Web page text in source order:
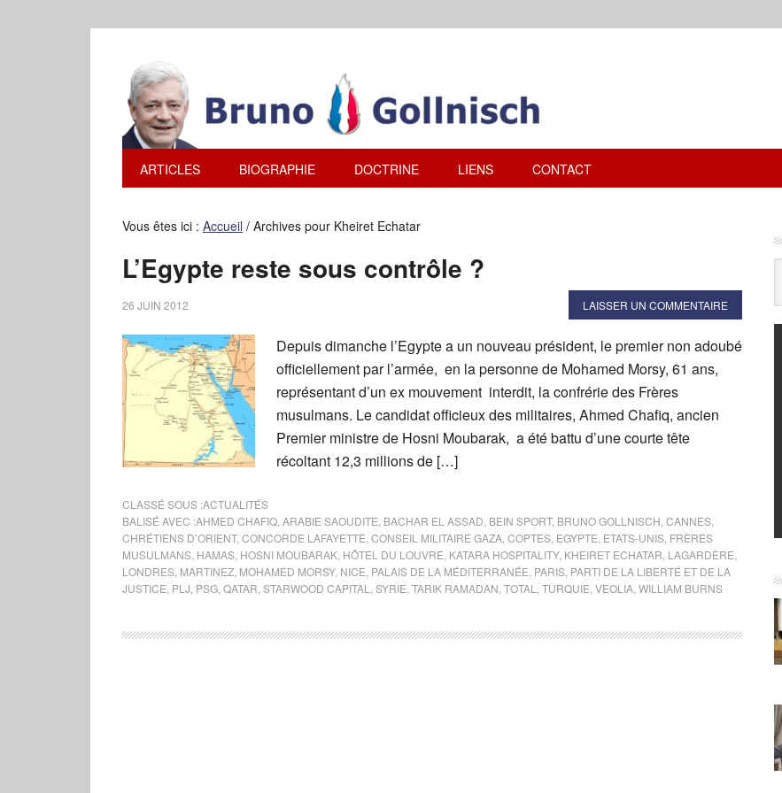
ARTICLES BIOGRAPHIE DOCTRINE LIENS CONTACT
Vous êtes ici : Accueil / Archives pour Kheiret Echatar
L’Egypte reste sous contrôle ?
26 JUIN 2012 LAISSER UN COMMENTAIRE
Depuis dimanche l’Egypte a un nouveau président, le premier non adoubé
officiellement par l’armée, en la personne de Mohamed Morsy, 61 ans,
représentant d’un ex mouvement interdit, la confrérie des Frères
musulmans. Le candidat officieux des militaires, Ahmed Chafiq, ancien
Premier ministre de Hosni Moubarak, a été battu d’une courte tête
récoltant 12,3 millions de […]
CLASSÉ SOUS :ACTUALITÉS
BALISÉ AVEC :AHMED CHAFIQ ARABIE SAOUDITE BACHAR EL ASSAD BEIN SPORT, BRUNO GOLLNISCH CANNES
CHRÉTIENS D’ORIENT, CONCORDE LAFAYETTE CONSEIL MILITAIRE GAZA COPTES EGYPTE ETATS-UNIS FRÈRES
MUSULMANS HAMAS HOSNI MOUBARAK HÔTEL DU LOUVRE KATARA HOSPITALITY, KHEIRET ECHATAR LAGARDÈRE
LONDRES MARTINEZ MOHAMED MORSY, NICE PALAIS DE LA MÉDITERRANÉE PARIS PARTI DE LA LIBERTÉ ET DE LA
JUSTICE PLJ PSG QATAR STARWOOD CAPITAL SYRIE TARIK RAMADAN TOTAL TURQUIE VEOLIA WILLIAM BURNS